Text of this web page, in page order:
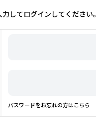
してログインしてください。
パスワードをお忘れの方はこちら